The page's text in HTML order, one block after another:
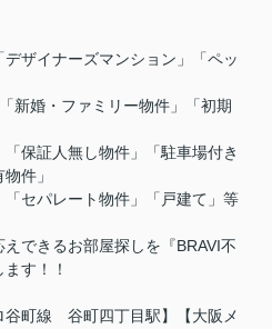
デザイナーズマンション」「ペッ
新婚・ファミリー物件」「初期
「保証人無し物件」「駐車場付き
件」
「セパレート物件」「戸建て」等
できるお部屋探しを『BRAVI不
す！！
谷町線 谷町四丁目駅】【大阪メ